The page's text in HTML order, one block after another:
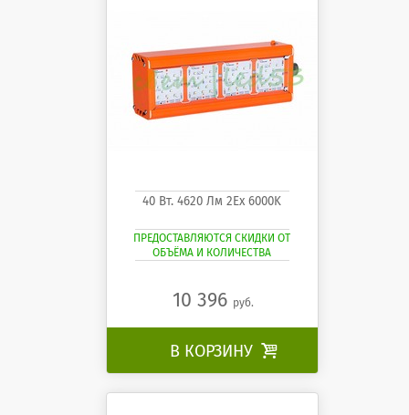
40 Вт. 4620 Лм 2Ех 6000K
ПРЕДОСТАВЛЯЮТСЯ СКИДКИ ОТ
ОБЪЁМА И КОЛИЧЕСТВА
10 396 руб.
В КОРЗИНУ 